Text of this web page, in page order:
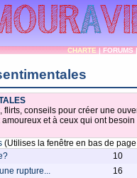
CHARTE|FORUMS
flirts, conseils pour créer une
et à ceux qui ont
(Utilises la fenêtre en bas de
10
rupture...
16